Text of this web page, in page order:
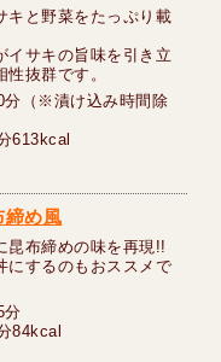
キと野菜をたっぷり載
イサキの旨味を引き立
抜群です。
分（※漬け込み時間除
613kcal
締め風
昆布締めの味を再現!!
にするのもおススメで
分
84kcal